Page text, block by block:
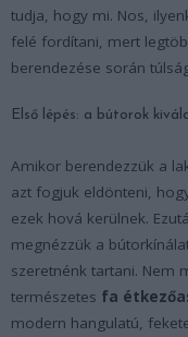
tudja, hogy mi. Nos,
felé fordítani, mert
berendezése során
Első lépés: a bútorok
Amikor berendezzük a
azt fogjuk eldönteni,
ezek hová kerülnek.
megnézzük a
szeretnénk tartani. Nem
természetes fa
modern hangulatú,